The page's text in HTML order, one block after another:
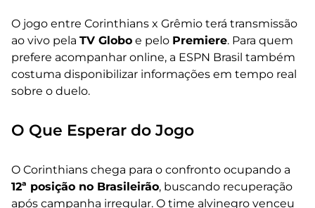
O jogo entre Corinthians x Grêmio terá transmissão
ao vivo pela TV Globo e pelo Premiere. Para quem
prefere acompanhar online, a ESPN Brasil também
costuma disponibilizar informações em tempo real
sobre o duelo.
O Que Esperar do Jogo
O Corinthians chega para o confronto ocupando a
12ª posição no Brasileirão, buscando recuperação
após campanha irregular. O time alvinegro venceu